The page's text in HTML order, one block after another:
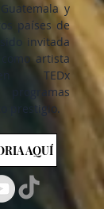
y
países de
invitada
artista
TEDx
prestigio.
AQUÍ